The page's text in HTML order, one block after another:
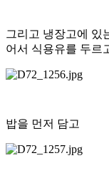
그리고 냉장고에 있
어서 식용유를 두르
밥을 먼저 담고